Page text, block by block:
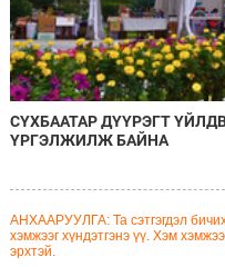
СҮХБААТАР ДҮҮРЭГТ
ҮРГЭЛЖИЛЖ БАЙНА
АНХААРУУЛГА: Та сэтгэгдэл
хэмжээг хүндэтгэнэ үү. Хэм
эрхтэй.